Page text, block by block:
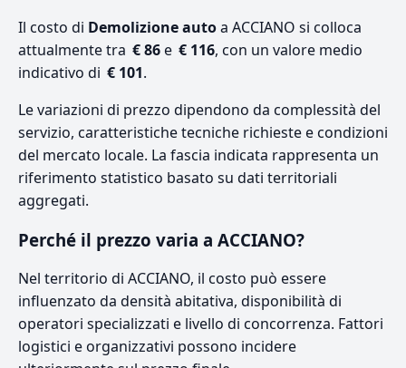
Il costo di Demolizione autoa ACCIANO si colloca
attualmente tra € 86e € 116, con un valore medio
indicativo di € 101.
Le variazioni di prezzo dipendono da complessità del
servizio, caratteristiche tecniche richieste e condizioni
del mercato locale. La fascia indicata rappresenta un
riferimento statistico basato su dati territoriali
aggregati.
Perché il prezzo varia a ACCIANO?
Nel territorio di ACCIANO, il costo può essere
influenzato da densità abitativa, disponibilità di
operatori specializzati e livello di concorrenza. Fattori
logistici e organizzativi possono incidere